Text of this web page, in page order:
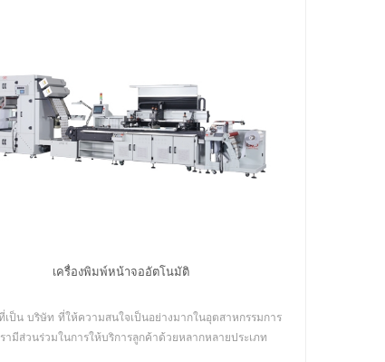
เครื่องพิมพ์หน้าจออัตโนมัติ
เป็น บริษัท ที่ให้ความสนใจเป็นอย่างมากในอุตสาหกรรมการ
ามีส่วนร่วมในการให้บริการลูกค้าด้วยหลากหลายประเภท